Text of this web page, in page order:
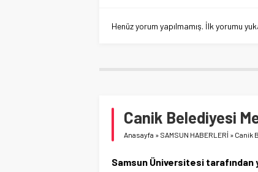
Henüz yorum yapılmamış. İlk yorumu
Canik Belediyesi
Anasayfa » SAMSUN HABERLERİ » Canik
Samsun Üniversitesi tarafından